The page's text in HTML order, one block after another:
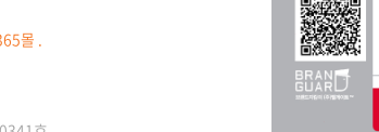
몰 .